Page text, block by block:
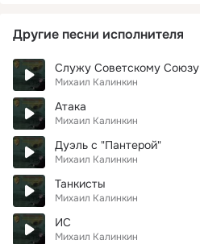
Другие песни исполнителя
Служу Советскому Союзу
Михаил Калинкин
Атака
Михаил Калинкин
Дуэль с "Пантерой"
Михаил Калинкин
Танкисты
Михаил Калинкин
ИС
Михаил Калинкин